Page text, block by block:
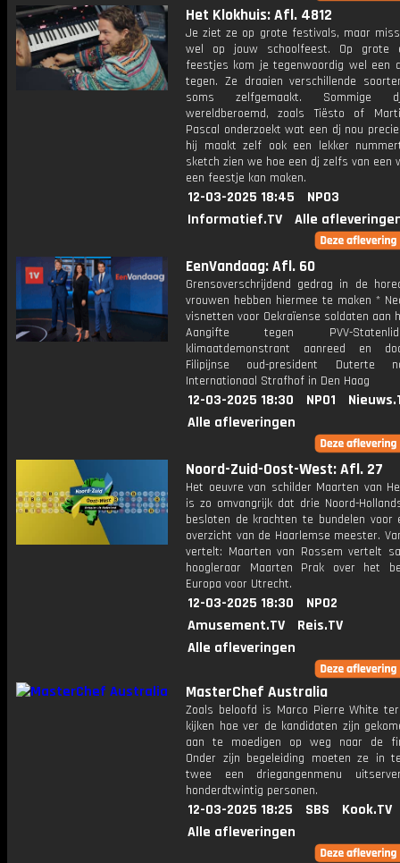
Het Klokhuis: Afl. 4812
Je ziet ze op grote festivals, maar
wel op jouw schoolfeest. Op grote
feestjes kom je tegenwoordig wel een
tegen. Ze draaien verschillende
soms zelfgemaakt. Sommige
wereldberoemd, zoals Tiësto of
Pascal onderzoekt wat een dj nou
hij maakt zelf ook een lekker
sketch zien we hoe een dj zelfs van een
een feestje kan maken.
12-03-2025 18:45
NPO3
Informatief.TV
Alle
EenVandaag: Afl. 60
Grensoverschrijdend gedrag in de
vrouwen hebben hiermee te maken *
visnetten voor Oekraïense soldaten aan
Aangifte tegen PVV-
klimaatdemonstrant aanreed en
Filipijnse oud-president Duterte
Internationaal Strafhof in Den Haag
12-03-2025 18:30 NPO1
Alle afleveringen
Noord-Zuid-Oost-West: Afl. 27
Het oeuvre van schilder Maarten van
is zo omvangrijk dat drie Noord-
besloten de krachten te bundelen voor
overzicht van de Haarlemse meester.
vertelt: Maarten van Rossem vertelt
hoogleraar Maarten Prak over het
Europa voor Utrecht.
12-03-2025 18:30
NPO2
Amusement.TV
Reis.TV
Alle afleveringen
MasterChef Australia
Zoals beloofd is Marco Pierre White
kijken hoe ver de kandidaten zijn
aan te moedigen op weg naar de
Onder zijn begeleiding moeten ze in
twee een driegangenmenu
honderdtwintig personen.
12-03-2025 18:25 SBS
Kook.TV
Alle afleveringen